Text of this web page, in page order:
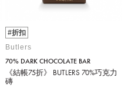
#折扣
Butlers
70% DARK CHOCOLATE BAR
《結帳75折》 BUTLERS 70%巧克力
磚